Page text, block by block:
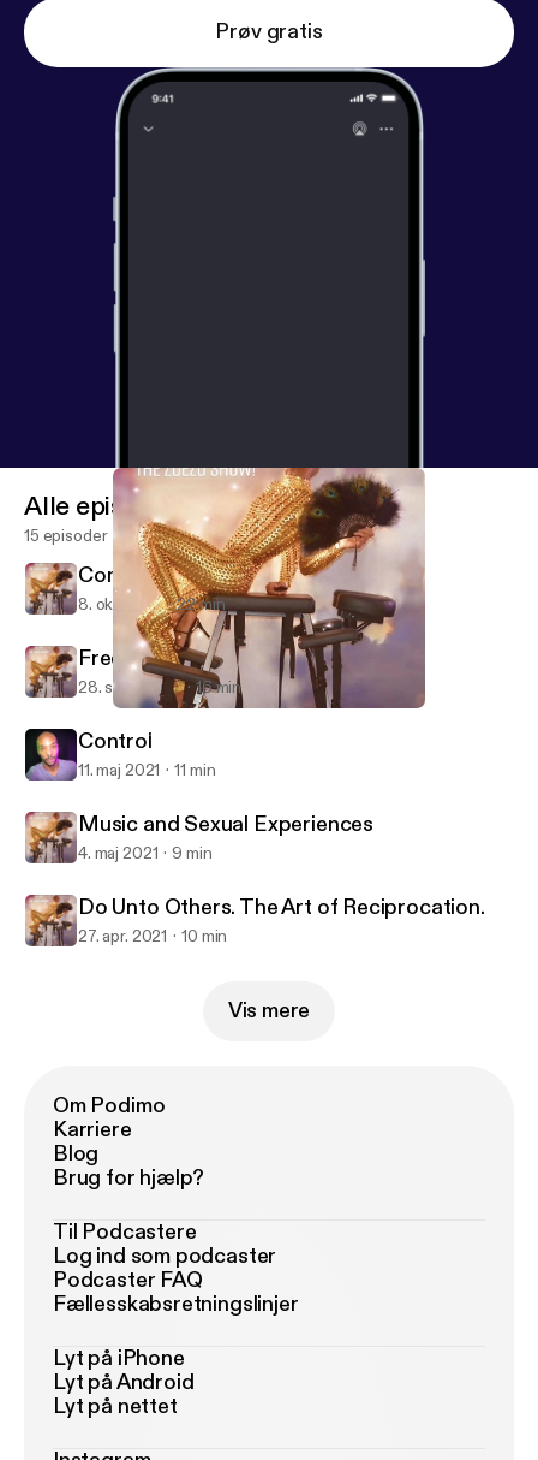
Prøv gratis
Sexuality On Oh No, The ZoeZo Show!
Alle episoder
15 episoder
Come Out With Pride
8. okt. 2021 22 min
Free To Be Me
28. sept. 2021 16 min
Control
11. maj 2021 11 min
Music and Sexual Experiences
4. maj 2021 9 min
Do Unto Others. The Art of Reciprocation.
27. apr. 2021 10 min
Vis mere
Om Podimo
Karriere
Blog
Brug for hjælp?
Til Podcastere
Log ind som podcaster
Podcaster FAQ
Fællesskabsretningslinjer
Lyt på iPhone
Lyt på Android
Lyt på nettet